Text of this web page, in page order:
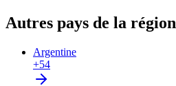
Autres pays de la région
Argentine
+54